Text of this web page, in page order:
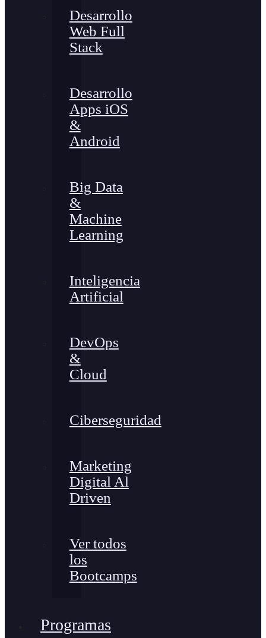
Desarrollo
Web Full
Stack
Desarrollo
Apps iOS
&
Android
Big Data
&
Machine
Learning
Inteligencia
Artificial
DevOps
&
Cloud
Ciberseguridad
Marketing
Digital Al
Driven
Ver todos
los
Bootcamps
Programas